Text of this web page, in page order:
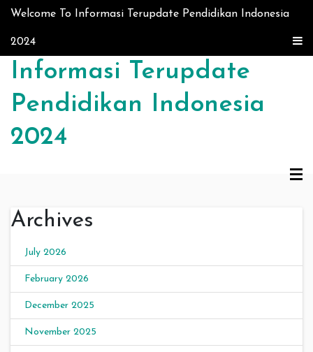
Skip to content
Welcome To Informasi Terupdate Pendidikan Indonesia
2024
Informasi Terupdate
Pendidikan Indonesia
2024
Archives
July 2026
February 2026
December 2025
November 2025